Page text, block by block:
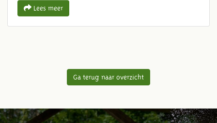
Lees meer
Ga terug naar overzicht